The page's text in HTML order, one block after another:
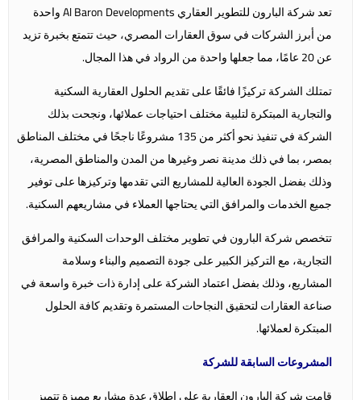
تعد شركة البارون للتطوير العقاري Al Baron Developments واحدة
من أبرز الشركات في سوق العقارات المصري، حيث تتمتع بخبرة تزيد
عن 20 عامًا، مما جعلها واحدة من الرواد في هذا المجال.
تمتلك الشركة تركيزًا فائقًا على تقديم الحلول العقارية السكنية
والتجارية المبتكرة لتلبية مختلف احتياجات عملائها، ونجحت بذلك
الشركة في تنفيذ نحو أكثر من 135 مشروعًا ناجحًا في مختلف المناطق
بمصر، بما في ذلك مدينة نصر وغيرها من المدن والمناطق المصرية،
وذلك بفضل الجودة العالية للمشاريع التي تقدمها وتركيزها على توفير
جميع الخدمات والمرافق التي يحتاجها العملاء في مشاريعهم السكنية.
تتخصص شركة البارون في تطوير مختلف الوحدات السكنية والمرافق
التجارية، مع التركيز الكبير على جودة التصميم والبناء وسلامة
المشاريع، وذلك بفضل اعتماد الشركة على إدارة ذات خبرة واسعة في
صناعة العقارات لتحقيق النجاحات المستمرة وتقديم كافة الحلول
المبتكرة لعملائها.
المشروعات السابقة للشركة
قامت شركة البارون العقارية على إطلاق عدة مشاريع مميزة تتميز